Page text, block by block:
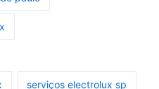
serviços electrolux sp